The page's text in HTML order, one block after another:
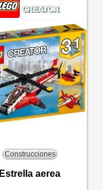
Construcciones
Estrella aerea